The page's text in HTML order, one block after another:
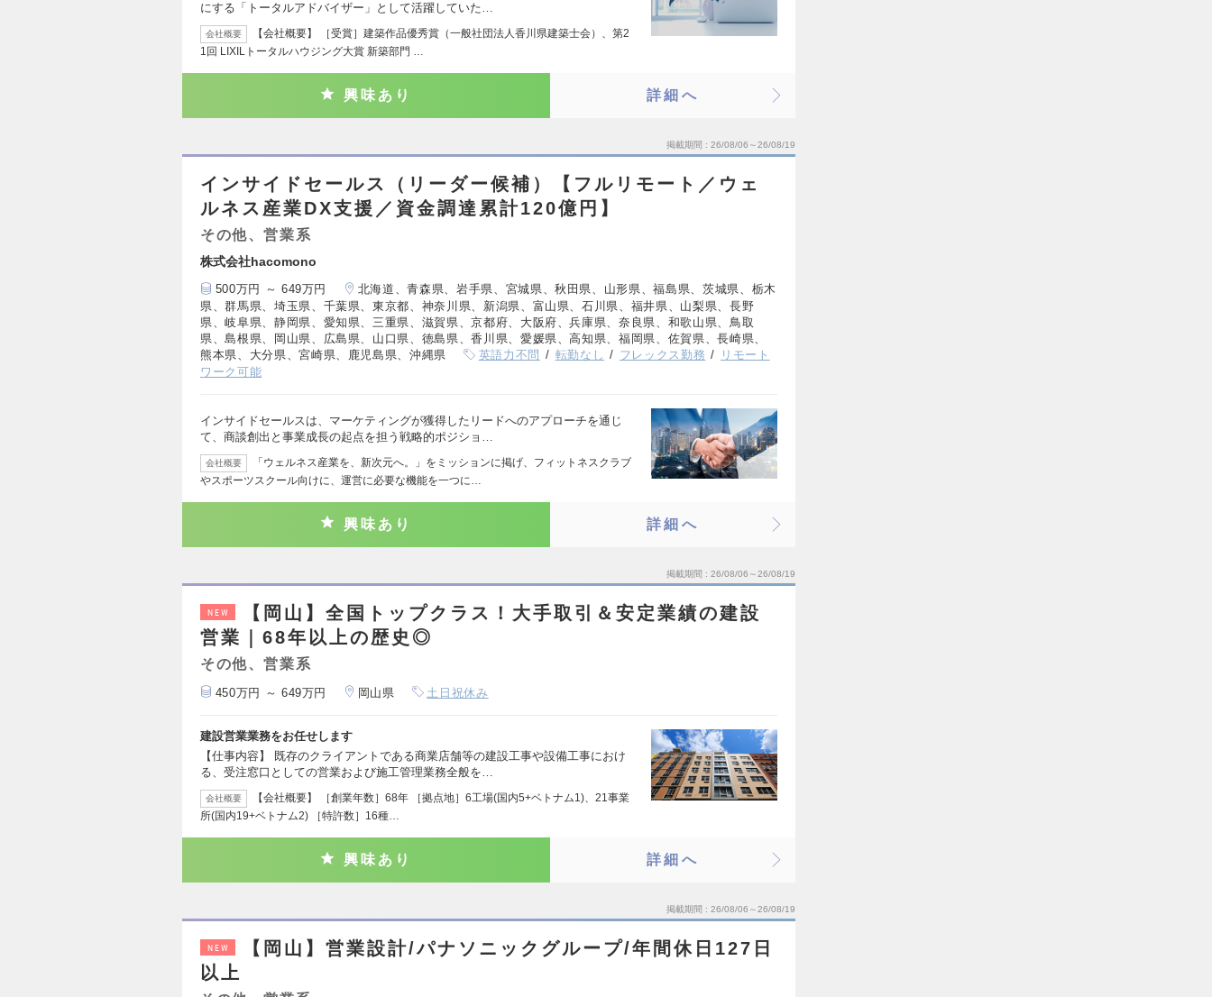
にする「トータルアドバイザー」として活躍していた…
会社概要
【会社概要】 ［受賞］建築作品優秀賞（一般社団法人香川県建築士会）、第2
1回 LIXILトータルハウジング大賞 新築部門 …
興味あり 詳細へ
掲載期間 26/08/06～26/08/19
インサイドセールス（リーダー候補）【フルリモート／ウェ
ルネス産業DX支援／資金調達累計120億円】
その他、営業系
株式会社hacomono
500万円 ～ 649万円
北海道、青森県、岩手県、宮城県、秋田県、山形県、福島県、茨城県、栃木
県、群馬県、埼玉県、千葉県、東京都、神奈川県、新潟県、富山県、石川県、福井県、山梨県、長野
県、岐阜県、静岡県、愛知県、三重県、滋賀県、京都府、大阪府、兵庫県、奈良県、和歌山県、鳥取
県、島根県、岡山県、広島県、山口県、徳島県、香川県、愛媛県、高知県、福岡県、佐賀県、長崎県、
熊本県、大分県、宮崎県、鹿児島県、沖縄県
英語力不問 転勤なし フレックス勤務
リモート
ワーク可能
インサイドセールスは、マーケティングが獲得したリードへのアプローチを通じ
て、商談創出と事業成長の起点を担う戦略的ポジショ…
会社概要
「ウェルネス産業を、新次元へ。」をミッションに掲げ、フィットネスクラブ
やスポーツスクール向けに、運営に必要な機能を一つに…
興味あり 詳細へ
掲載期間 26/08/06～26/08/19
NEW
【岡山】全国トップクラス！大手取引＆安定業績の建設
営業｜68年以上の歴史◎
その他、営業系
450万円 ～ 649万円 岡山県 土日祝休み
建設営業業務をお任せします
【仕事内容】 既存のクライアントである商業店舗等の建設工事や設備工事におけ
る、受注窓口としての営業および施工管理業務全般を…
会社概要
【会社概要】 ［創業年数］68年 ［拠点地］6工場(国内5+ベトナム1)、21事業
所(国内19+ベトナム2) ［特許数］16種…
興味あり 詳細へ
掲載期間 26/08/06～26/08/19
NEW
【岡山】営業設計/パナソニックグループ/年間休日127日
以上